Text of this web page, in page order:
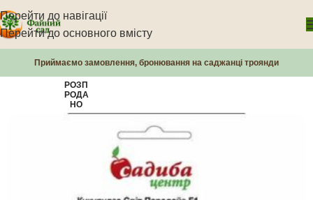
Перейти до навігації
Перейти до основного вмісту
Приймаємо замовлення, бронювання на саджанці троянди
РОЗП
РОДА
НО